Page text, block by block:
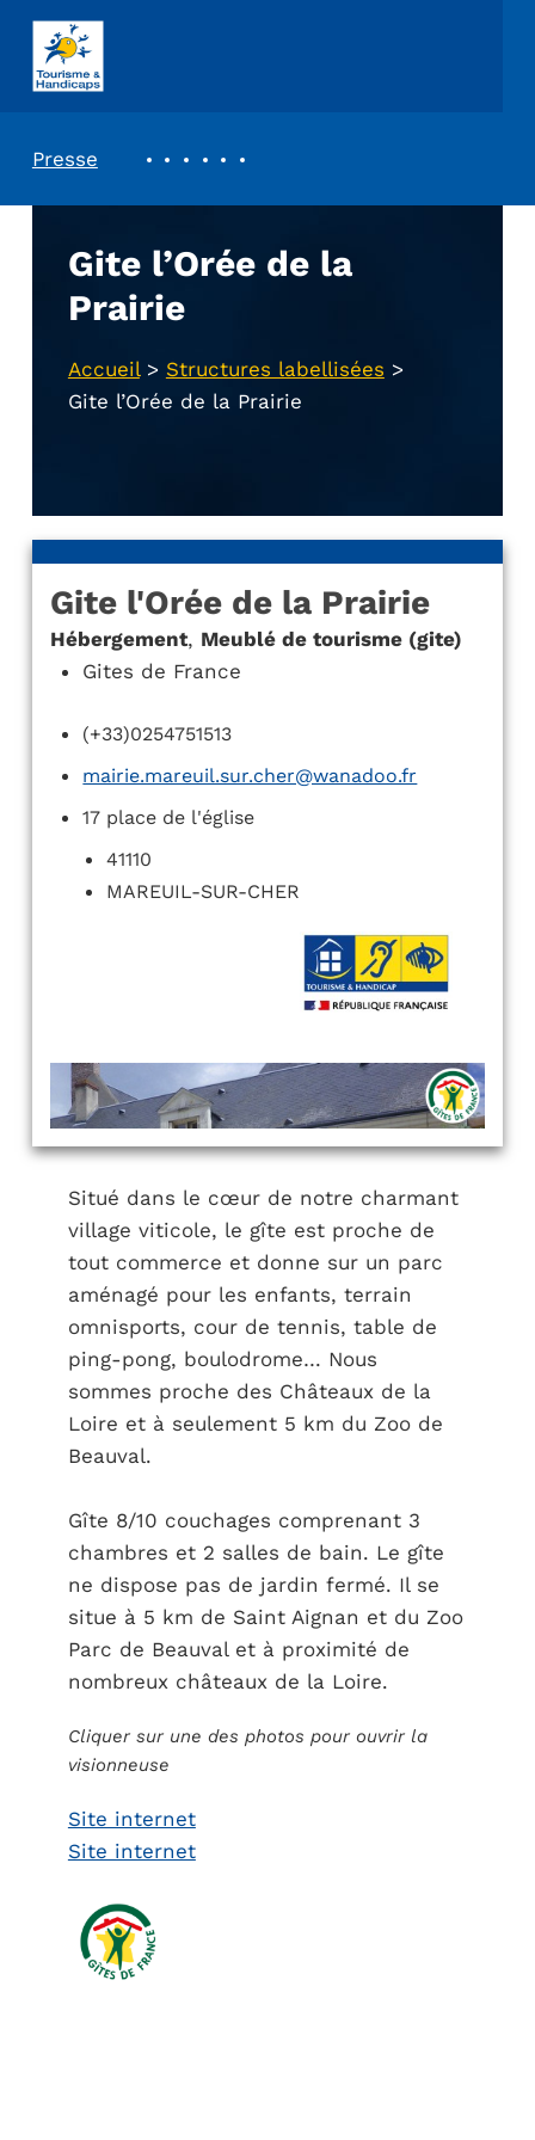
ASSOCIATION TOURISME ET HANDICAPS
Presse
Gite l’Orée de la
Prairie
Accueil> Structures labellisées >
Gite l’Orée de la Prairie
Gite l'Orée de la Prairie
Hébergement, Meublé de tourisme (gite)
Gites de France
(+33)0254751513
mairie.mareuil.sur.cher@wanadoo.fr
17 place de l'église
41110
MAREUIL-SUR-CHER
Situé dans le cœur de notre charmant
village viticole, le gîte est proche de
tout commerce et donne sur un parc
aménagé pour les enfants, terrain
omnisports, cour de tennis, table de
ping-pong, boulodrome… Nous
sommes proche des Châteaux de la
Loire et à seulement 5 km du Zoo de
Beauval.
Gîte 8/10 couchages comprenant 3
chambres et 2 salles de bain. Le gîte
ne dispose pas de jardin fermé. Il se
situe à 5 km de Saint Aignan et du Zoo
Parc de Beauval et à proximité de
nombreux châteaux de la Loire.
Cliquer sur une des photos pour ouvrir la
visionneuse
Site internet
Site internet